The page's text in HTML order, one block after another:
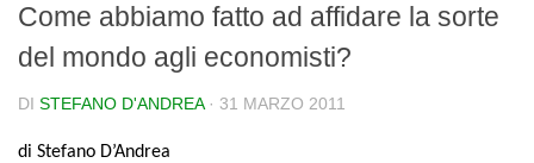
Come abbiamo fatto ad affidare la sorte
del mondo agli economisti?
DI STEFANO D'ANDREA · 31 MARZO 2011
di Stefano D’Andrea